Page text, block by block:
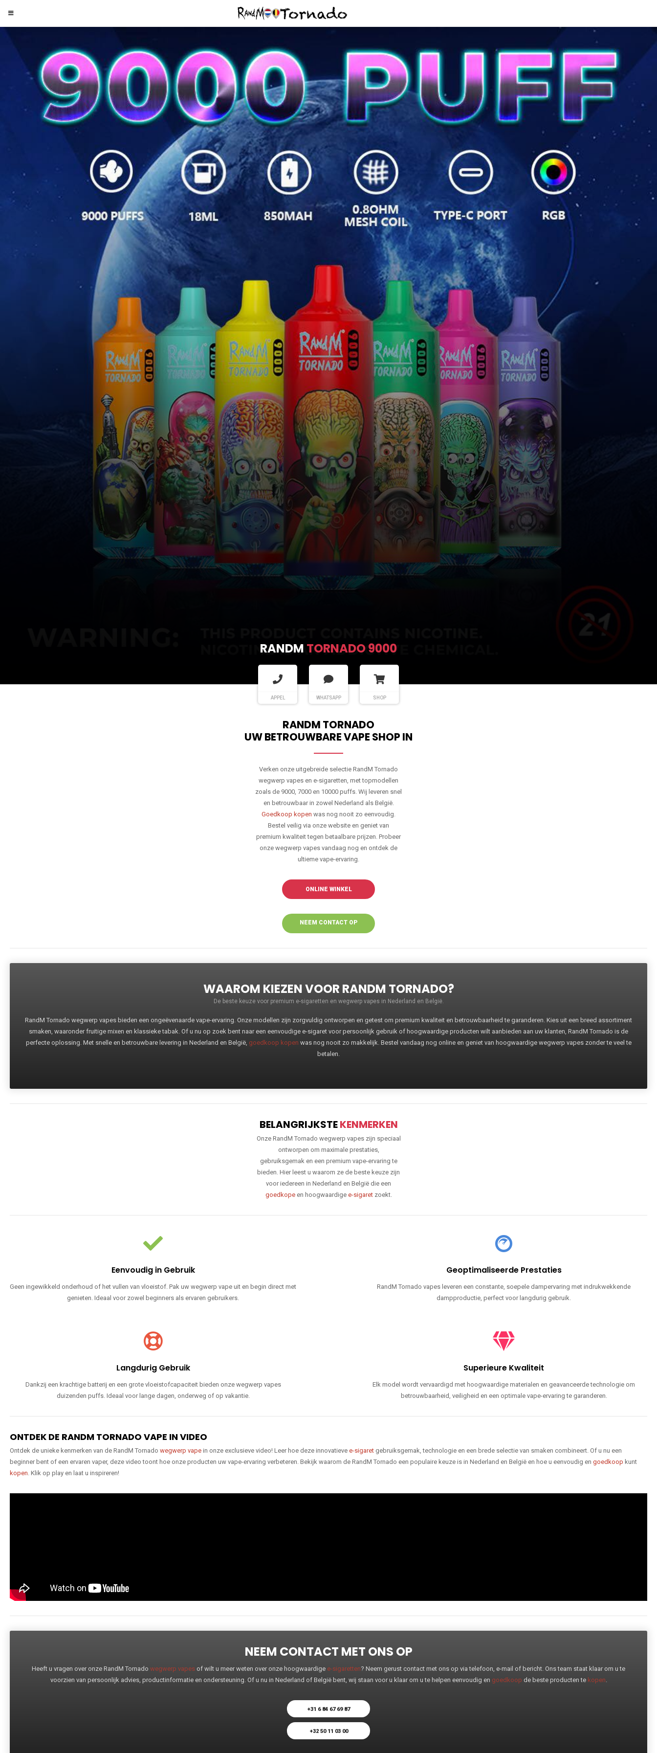
RANDM TORNADO 10000
APPEL WHATSAPP SHOP
RANDM TORNADO
UW BETROUWBARE VAPE SHOP IN
Verken onze uitgebreide selectie RandM Tornado
wegwerp vapes en e-sigaretten, met topmodellen
zoals de 9000, 7000 en 10000 puffs. Wij leveren snel
en betrouwbaar in zowel Nederland als België.
Goedkoop kopen was nog nooit zo eenvoudig.
Bestel veilig via onze website en geniet van
premium kwaliteit tegen betaalbare prijzen. Probeer
onze wegwerp vapes vandaag nog en ontdek de
ultieme vape-ervaring.
ONLINE WINKEL
NEEM CONTACT OP
WAAROM KIEZEN VOOR RANDM TORNADO?
De beste keuze voor premium e-sigaretten en wegwerp vapes in Nederland en België.
RandM Tornado wegwerp vapes bieden een ongeëvenaarde vape-ervaring. Onze modellen zijn zorgvuldig ontworpen en getest om premium kwaliteit en betrouwbaarheid te garanderen. Kies uit een breed assortiment
smaken, waaronder fruitige mixen en klassieke tabak. Of u nu op zoek bent naar een eenvoudige e-sigaret voor persoonlijk gebruik of hoogwaardige producten wilt aanbieden aan uw klanten, RandM Tornado is de
perfecte oplossing. Met snelle en betrouwbare levering in Nederland en België, goedkoop kopen was nog nooit zo makkelijk. Bestel vandaag nog online en geniet van hoogwaardige wegwerp vapes zonder te veel te
betalen.
BELANGRIJKSTEKENMERKEN
Onze RandM Tornado wegwerp vapes zijn speciaal
ontworpen om maximale prestaties,
gebruiksgemak en een premium vape-ervaring te
bieden. Hier leest u waarom ze de beste keuze zijn
voor iedereen in Nederland en België die een
goedkopeen hoogwaardige e-sigaretzoekt.
Eenvoudig in Gebruik
Geen ingewikkeld onderhoud of het vullen van vloeistof. Pak uw wegwerp vape uit en begin direct met
genieten. Ideaal voor zowel beginners als ervaren gebruikers.
Geoptimaliseerde Prestaties
RandM Tornado vapes leveren een constante, soepele dampervaring met indrukwekkende
dampproductie, perfect voor langdurig gebruik.
Langdurig Gebruik
Dankzij een krachtige batterij en een grote vloeistofcapaciteit bieden onze wegwerp vapes
duizenden puffs. Ideaal voor lange dagen, onderweg of op vakantie.
Superieure Kwaliteit
Elk model wordt vervaardigd met hoogwaardige materialen en geavanceerde technologie om
betrouwbaarheid, veiligheid en een optimale vape-ervaring te garanderen.
ONTDEK DE RANDM TORNADO VAPE IN VIDEO
Ontdek de unieke kenmerken van de RandM Tornado wegwerp vape in onze exclusieve video! Leer hoe deze innovatieve e-sigaret gebruiksgemak, technologie en een brede selectie van smaken combineert. Of u nu een
beginner bent of een ervaren vaper, deze video toont hoe onze producten uw vape-ervaring verbeteren. Bekijk waarom de RandM Tornado een populaire keuze is in Nederland en België en hoe u eenvoudig en goedkoop kunt
kopen. Klik op play en laat u inspireren!
NEEM CONTACT MET ONS OP
Heeft u vragen over onze RandM Tornado wegwerp vapes of wilt u meer weten over onze hoogwaardige e-sigaretten? Neem gerust contact met ons op via telefoon, e-mail of bericht. Ons team staat klaar om u te
voorzien van persoonlijk advies, productinformatie en ondersteuning. Of u nu in Nederland of België bent, wij staan voor u klaar om u te helpen eenvoudig en goedkoop de beste producten te kopen.
+31 6 84 67 69 87
+32 50 11 03 00